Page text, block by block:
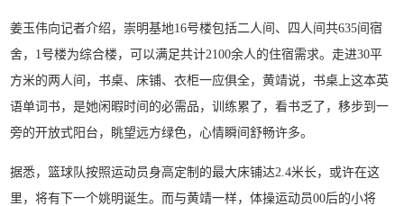
姜玉伟向记者介绍，崇明基地16号楼包括二人间、四人间共635间宿
舍，1号楼为综合楼，可以满足共计2100余人的住宿需求。走进30平
方米的两人间，书桌、床铺、衣柜一应俱全，黄靖说，书桌上这本英
语单词书，是她闲暇时间的必需品，训练累了，看书乏了，移步到一
旁的开放式阳台，眺望远方绿色，心情瞬间舒畅许多。
据悉，篮球队按照运动员身高定制的最大床铺达2.4米长，或许在这
里，将有下一个姚明诞生。而与黄靖一样，体操运动员00后的小将